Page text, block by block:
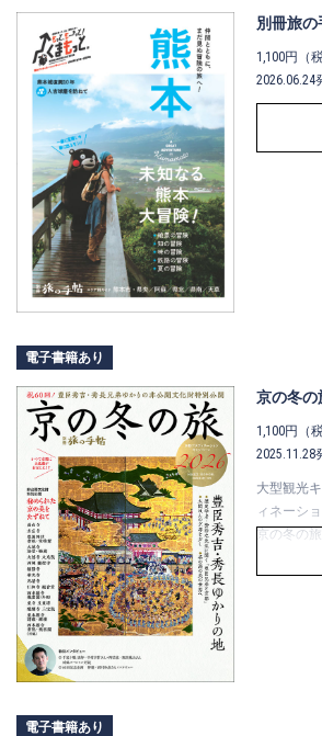
別冊旅
1,100円（
2026.06.24
電子書籍あり
京の冬の
1,100円（
2025.11.28
大型観光
ィネーシ
京の冬の
間中の観
京都の旅
電子書籍あり